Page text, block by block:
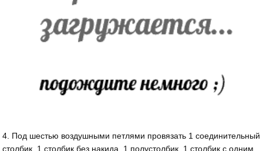
4. Под шестью воздушными петлями провязать 1 соединительный
столбик, 1 столбик без накида, 1 полустолбик, 1 столбик с одним